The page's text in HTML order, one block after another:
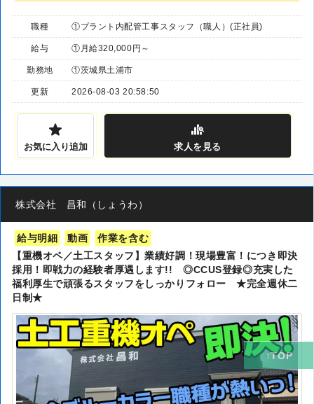
職種 ①プラント内配管工事スタッフ（職人）(正社員)
給与 ①月給320,000円～
勤務地 ①茨城県土浦市
更新 2026-08-03 20:58:50
お気に入り追加 求人を見る
株式会社 昌和（しょうわ）
給与明細 動画
作業を含む
【重機オペ／土工スタッフ】業績好調！現場豊富！につき即決
採用！即戦力の経験者厚遇します!! ◎CCUS登録◎充実した
福利厚生で頑張るスタッフをしっかりフォロー ★完全週休二
日制★